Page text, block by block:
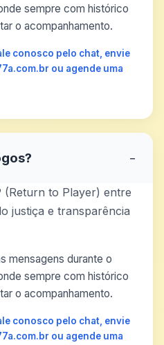
sempre com histórico
o acompanhamento.
conosco pelo chat, envie
ou agende uma
−
(Return to Player) entre
justiça e transparência
mensagens durante o
sempre com histórico
o acompanhamento.
conosco pelo chat, envie
ou agende uma